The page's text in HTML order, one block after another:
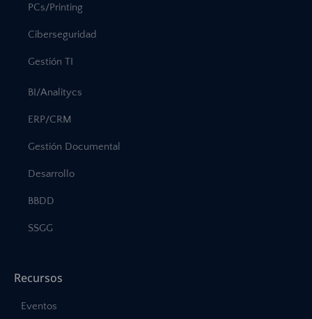
PCs/Printing
Ciberseguridad
Gestión TI
BI/Analitycs
ERP/CRM
Gestión Documental
Desarrollo
BBDD
SSGG
Recursos
Eventos